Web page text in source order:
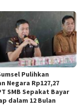
Pulihkan
Negara Rp127,27
SMB Sepakat Bayar
dalam 12 Bulan